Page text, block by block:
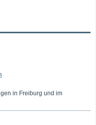
in Freiburg und im